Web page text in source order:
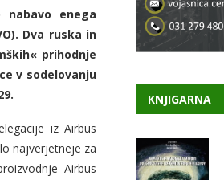
nabavo enega
Dva ruska in
prihodnje
v sodelovanju
iz Airbus
najverjetneje za
Airbus
KNJIGARNA